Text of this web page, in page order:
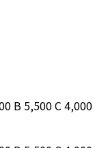
B 5,500 C 4,000